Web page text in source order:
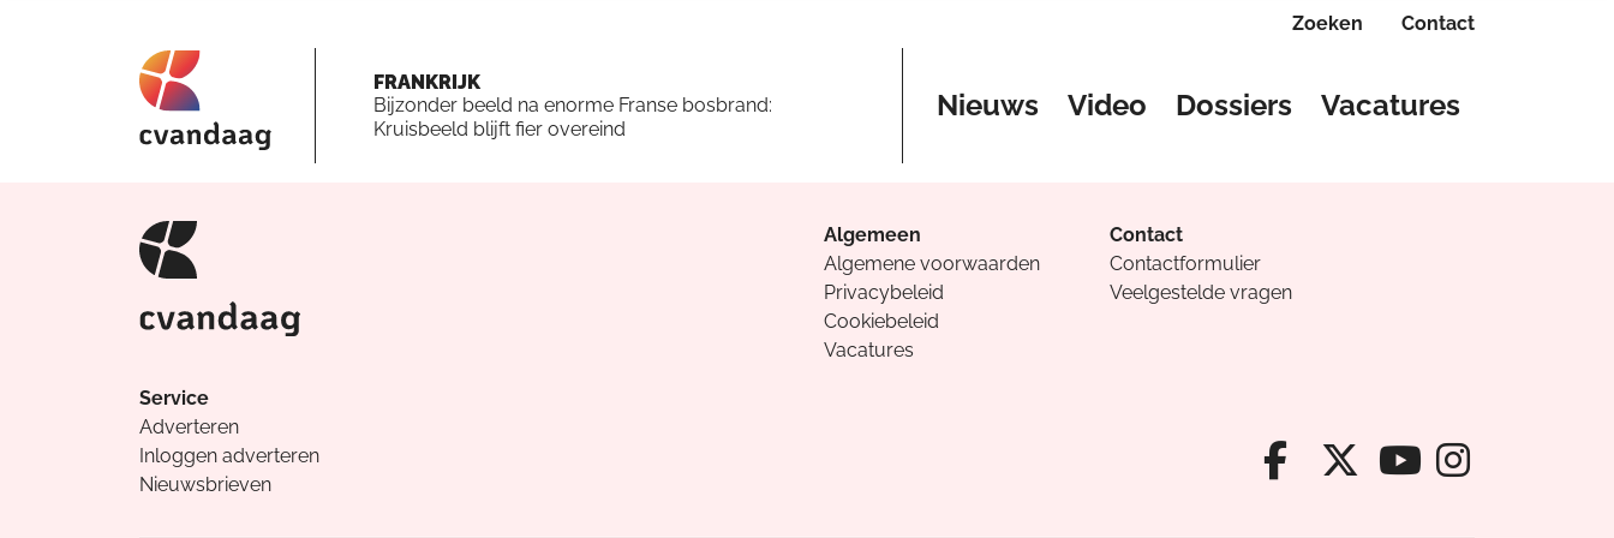
Zoeken Contact
FRANKRIJK
Bijzonder beeld na enorme Franse bosbrand:
Kruisbeeld blijft fier overeind
Nieuws Video Dossiers Vacatures
Algemeen
Algemene voorwaarden
Privacybeleid
Cookiebeleid
Vacatures
Contact
Contactformulier
Veelgestelde vragen
Service
Adverteren
Inloggen adverteren
Nieuwsbrieven
Facebook van
X van